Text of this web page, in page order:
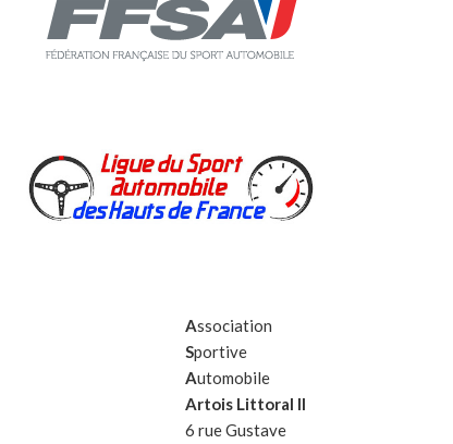
Association
Sportive
Automobile
Artois Littoral II
6 rue Gustave